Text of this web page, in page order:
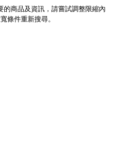
的商品及資訊，請嘗試調整限縮內
條件重新搜尋。